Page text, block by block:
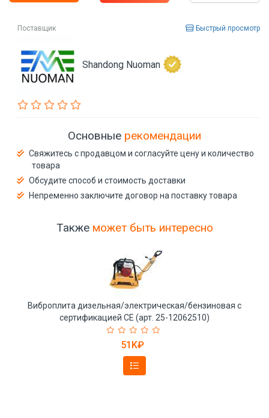
Поставщик Быстрый просмотр
Shandong Nuoman
Основные рекомендации
Свяжитесь с продавцом и согласуйте цену и количество
товара
Обсудите способ и стоимость доставки
Непременно заключите договор на поставку товара
Также может быть интересно
Виброплита дизельная/электрическая/бензиновая с
сертификацией CE (арт. 25-12062510)
51K₽